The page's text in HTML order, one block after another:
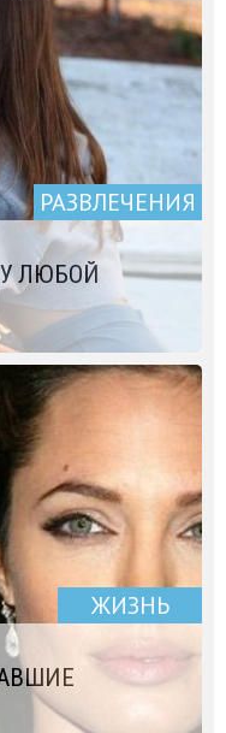
РАЗВЛЕЧЕНИЯ
ЛЮБОЙ
ЖИЗНЬ